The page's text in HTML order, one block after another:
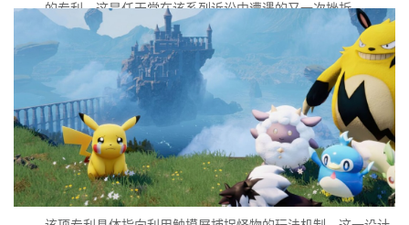
的专利，这是任天堂在该系列诉讼中遭遇的又一次挫折。